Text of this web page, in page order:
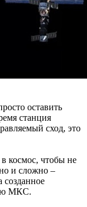
оставить
станция
сход, это
космос, чтобы не
и сложно –
созданное
МКС.